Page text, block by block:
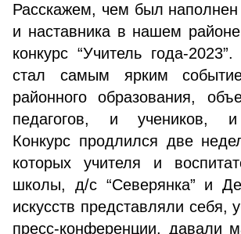
Расскажем, чем был наполнен
и наставника в нашем
конкурс “Учитель года-
стал самым ярким
районного образования,
педагогов, и учеников, и
Конкурс продлился две
которых учителя и
школы, д/с “Северянка” и
искусств представляли себя,
пресс-конференции, давали